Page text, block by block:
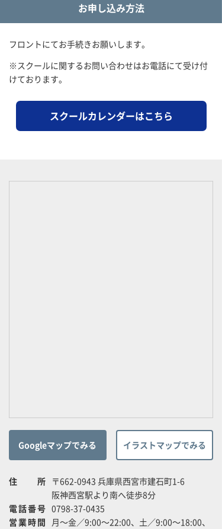
お申し込み方法
フロントにてお手続きお願いします。
※スクールに関するお問い合わせはお電話にて受け付
けております。
スクールカレンダーはこちら
Googleマップでみる イラストマップでみる
住所 〒662-0943 兵庫県西宮市建石町1-6
阪神西宮駅より南へ徒歩8分
電話番号 0798-37-0435
営業時間 月～金／9:00～22:00、土／9:00～18:00、